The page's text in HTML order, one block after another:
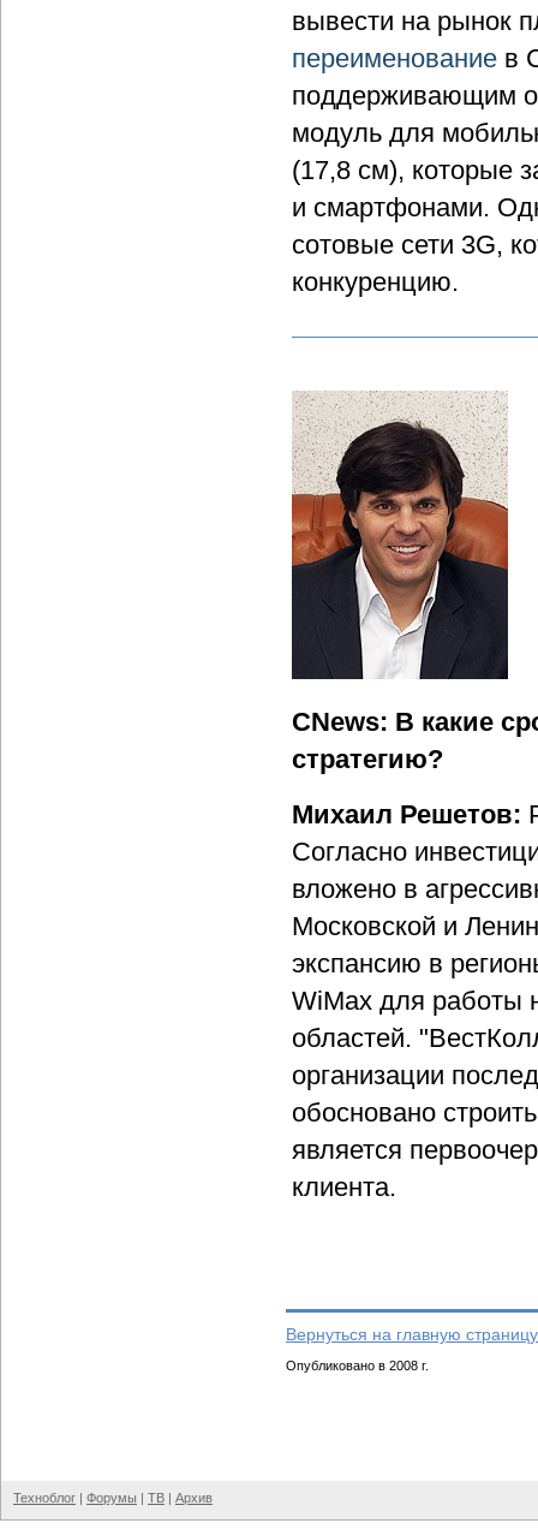
вывести на рынок
переименование в
поддерживающим
модуль для
(17,8 см), которые
и смартфонами.
сотовые сети 3G,
конкуренцию.
CNews: В какие
стратегию?
Михаил Решетов:
Согласно
вложено в
Московской и
экспансию в
WiMax для работы
областей.
организации
обосновано
является
клиента.
Вернуться на главную
Опубликовано в 2008 г.
Техноблог | Форумы | ТВ | Архив